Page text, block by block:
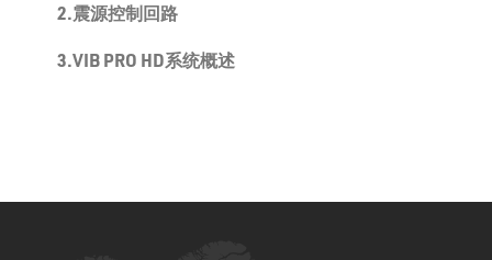
2.震源控制回路
3.VIB PRO HD系统概述